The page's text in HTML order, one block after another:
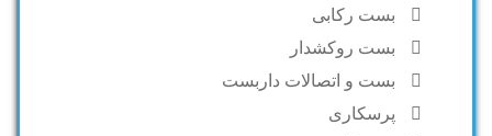
بست رکابی
بست روکشدار
بست و اتصالات داربست
پرسکاری